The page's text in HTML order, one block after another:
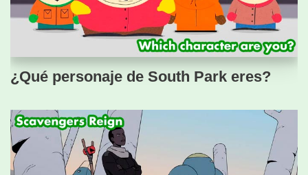
¿Qué personaje de South Park eres?